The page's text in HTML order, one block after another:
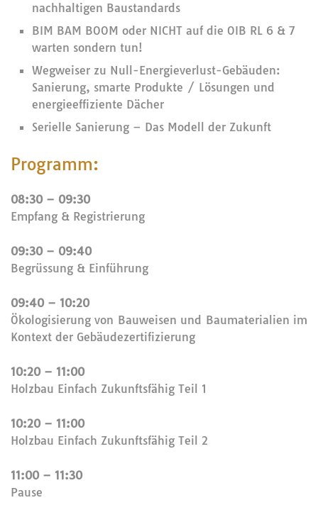
nachhaltigen Baustandards
BIM BAM BOOM oder NICHT auf die OIB RL 6 & 7
warten sondern tun!
Wegweiser zu Null-Energieverlust-Gebäuden:
Sanierung, smarte Produkte / Lösungen und
energieeffiziente Dächer
Serielle Sanierung – Das Modell der Zukunft
Programm:
08:30 – 09:30
Empfang & Registrierung
09:30 – 09:40
Begrüssung & Einführung
09:40 – 10:20
Ökologisierung von Bauweisen und Baumaterialien im
Kontext der Gebäudezertifizierung
10:20 – 11:00
Holzbau Einfach Zukunftsfähig Teil 1
10:20 – 11:00
Holzbau Einfach Zukunftsfähig Teil 2
11:00 – 11:30
Pause